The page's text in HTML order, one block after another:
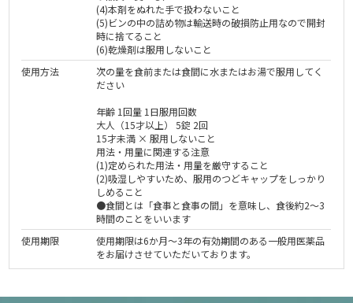
(4)本剤をぬれた手で扱わないこと
(5)ビンの中の詰め物は輸送時の破損防止用なので開封
時に捨てること
(6)乾燥剤は服用しないこと
使用方法
次の量を食前または食間に水またはお湯で服用してく
ださい
年齢 1回量 1日服用回数
大人（15才以上） 5錠 2回
15才未満 × 服用しないこと
用法・用量に関連する注意
(1)定められた用法・用量を厳守すること
(2)吸湿しやすいため、服用のつどキャップをしっかり
しめること
●食間とは「食事と食事の間」を意味し、食後約2～3
時間のことをいいます
使用期限
使用期限は6か月～3年の有効期間のある一般用医薬品
をお届けさせていただいております。